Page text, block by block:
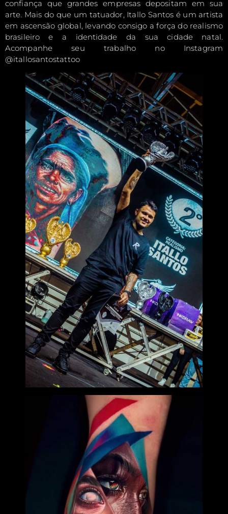
confiança que grandes empresas depositam em sua
arte. Mais do que um tatuador, Itallo Santos é um artista
em ascensão global, levando consigo a força do realismo
brasileiro e a identidade da sua cidade natal.
Acompanhe seu trabalho no Instagram
@itallosantostattoo